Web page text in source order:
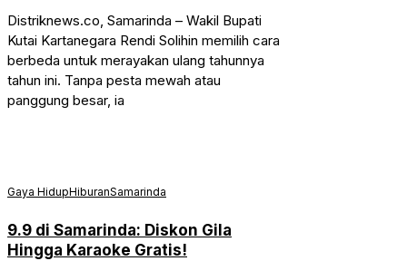
Distriknews.co, Samarinda – Wakil Bupati
Kutai Kartanegara Rendi Solihin memilih cara
berbeda untuk merayakan ulang tahunnya
tahun ini. Tanpa pesta mewah atau
panggung besar, ia
Gaya HidupHiburanSamarinda
9.9 di Samarinda: Diskon Gila
Hingga Karaoke Gratis!